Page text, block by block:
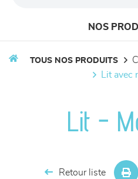
NOS
TOUS NOS PRODUITS
lit avec
Lit -
Retour liste